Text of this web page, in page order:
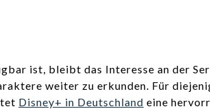
ist, bleibt das Interesse an der
weiter zu erkunden. Für
Disney+ in Deutschland eine